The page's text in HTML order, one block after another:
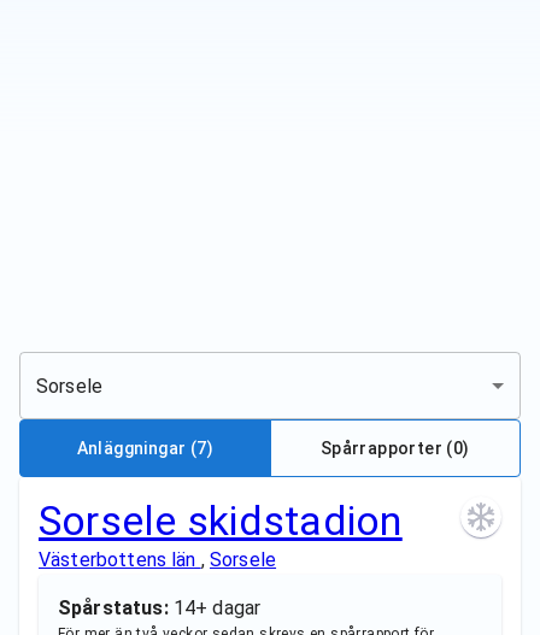
Sorsele
Anläggningar (7) Spårrapporter (0)
Sorsele skidstadion
Västerbottens län , Sorsele
Spårstatus: 14+ dagar